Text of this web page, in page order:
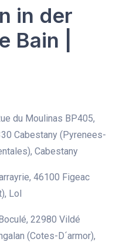
in der
Bain |
du Moulinas BP405,
Cabestany (Pyrenees-
Cabestany
46100 Figeac
Lol
22980 Vildé
(Cotes-D´armor),